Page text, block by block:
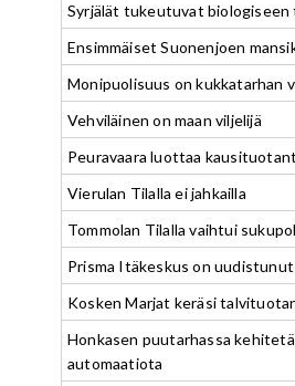
Syrjälät tukeutuvat biologiseen
Ensimmäiset Suonenjoen
Monipuolisuus on kukkatarhan
Vehviläinen on maan viljelijä
Peuravaara luottaa
Vierulan Tilalla ei jahkailla
Tommolan Tilalla vaihtui
Prisma Itäkeskus on uudistunut
Kosken Marjat keräsi
Honkasen puutarhassa
automaatiota